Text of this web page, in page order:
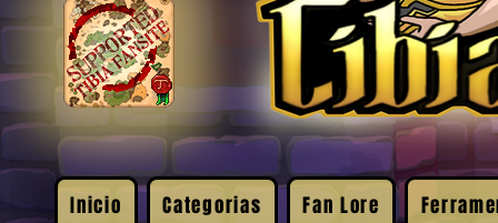
Inicio Categorias Fan Lore